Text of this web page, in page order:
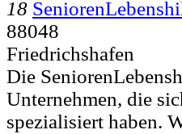
18
88048
Friedrichshafen
Die
Unternehmen, die
spezialisiert haben.